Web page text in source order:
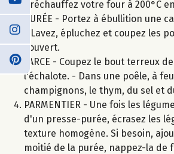
Préchauffez votre four à 200°C
PURÉE - Portez à ébullition une
- Lavez, épluchez et coupez les
couvert.
FARCE - Coupez le bout terreux
l'échalote. - Dans une poêle, à
champignons, le thym, du sel et
PARMENTIER - Une fois les
d'un presse-purée, écrasez les
texture homogène. Si besoin,
moitié de la purée, nappez-la de